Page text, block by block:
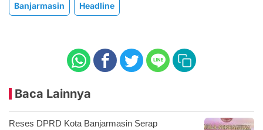
Banjarmasin Headline
Baca Lainnya
Reses DPRD Kota Banjarmasin Serap